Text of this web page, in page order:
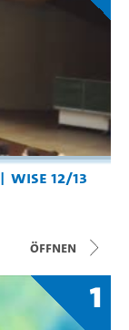
WiSe 12/13
Öffnen
1